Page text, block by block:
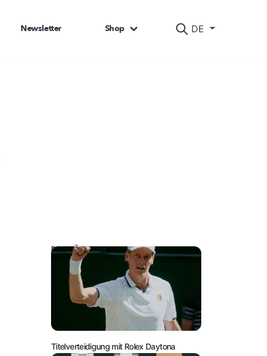
DE
Newsletter Shop
DAS KÖNNTE SIE AUCH INTERESSIEREN:
Titelverteidigung mit Rolex Daytona